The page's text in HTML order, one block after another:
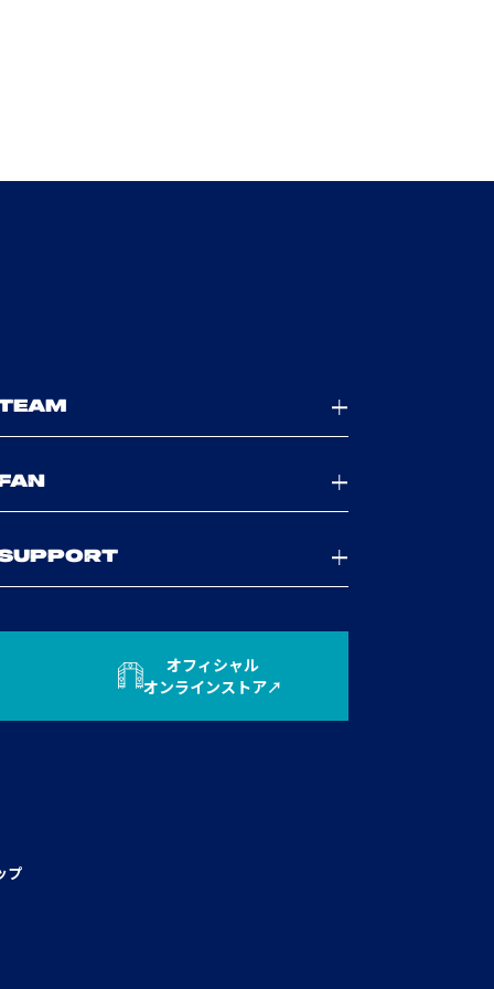
オフィシャル
オンラインストア
プ